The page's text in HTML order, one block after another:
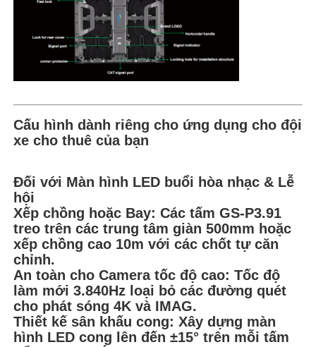
Cấu hình dành riêng cho ứng dụng cho đội
xe cho thuê của bạn
Đối với Màn hình LED buổi hòa nhạc & Lễ
hội
Xếp chồng hoặc Bay: Các tấm GS-P3.91
treo trên các trung tâm giàn 500mm hoặc
xếp chồng cao 10m với các chốt tự căn
chỉnh.
An toàn cho Camera tốc độ cao: Tốc độ
làm mới 3.840Hz loại bỏ các đường quét
cho phát sóng 4K và IMAG.
Thiết kế sân khấu cong: Xây dựng màn
hình LED cong lên đến ±15° trên mỗi tấm